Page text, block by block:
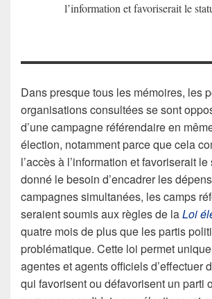
l’information et favoriserait le
Dans presque tous les mémoires, les
organisations consultées se sont
d’une campagne référendaire en
élection, notamment parce que cela
l’accès à l’information et favoriserait
donné le besoin d’encadrer les
campagnes simultanées, les camps
seraient soumis aux règles de laLoi
quatre mois de plus que les partis
problématique. Cette loi permet
agentes et agents officiels d’effectuer
qui favorisent ou défavorisent un parti